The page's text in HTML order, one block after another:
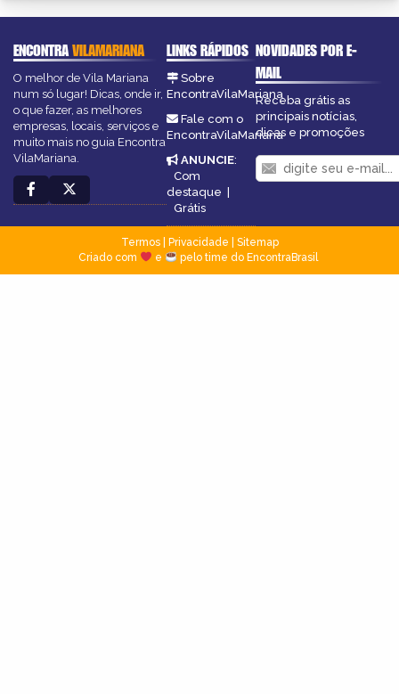
ENCONTRAVILAMARIANA
O melhor de Vila Mariana
num só lugar! Dicas, onde ir,
o que fazer, as melhores
empresas, locais, serviços e
muito mais no guia Encontra
VilaMariana.
LINKS RÁPIDOS
Sobre
EncontraVilaMariana
Fale com o
EncontraVilaMariana
ANUNCIE:
Com
destaque |
Grátis
NOVIDADES POR E-
MAIL
Receba grátis as
principais notícias,
dicas e promoções
Termos| Privacidade
Sitemap
Criado com
e pelo time do EncontraBrasil